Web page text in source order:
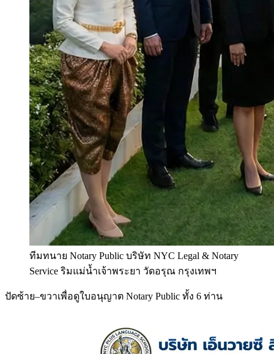
ทีมทนาย Notary Public บริษัท NYC Legal & Notary
Service ริมแม่น้ำเจ้าพระยา วัดอรุณ กรุงเทพฯ
ปัดซ้าย–ขวาเพื่อดูใบอนุญาต Notary Public ทั้ง 6 ท่าน